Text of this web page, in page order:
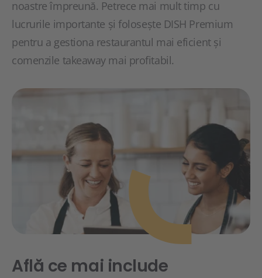
noastre împreună. Petrece mai mult timp cu
lucrurile importante și folosește DISH Premium
pentru a gestiona restaurantul mai eficient și
comenzile takeaway mai profitabil.
Află ce mai include